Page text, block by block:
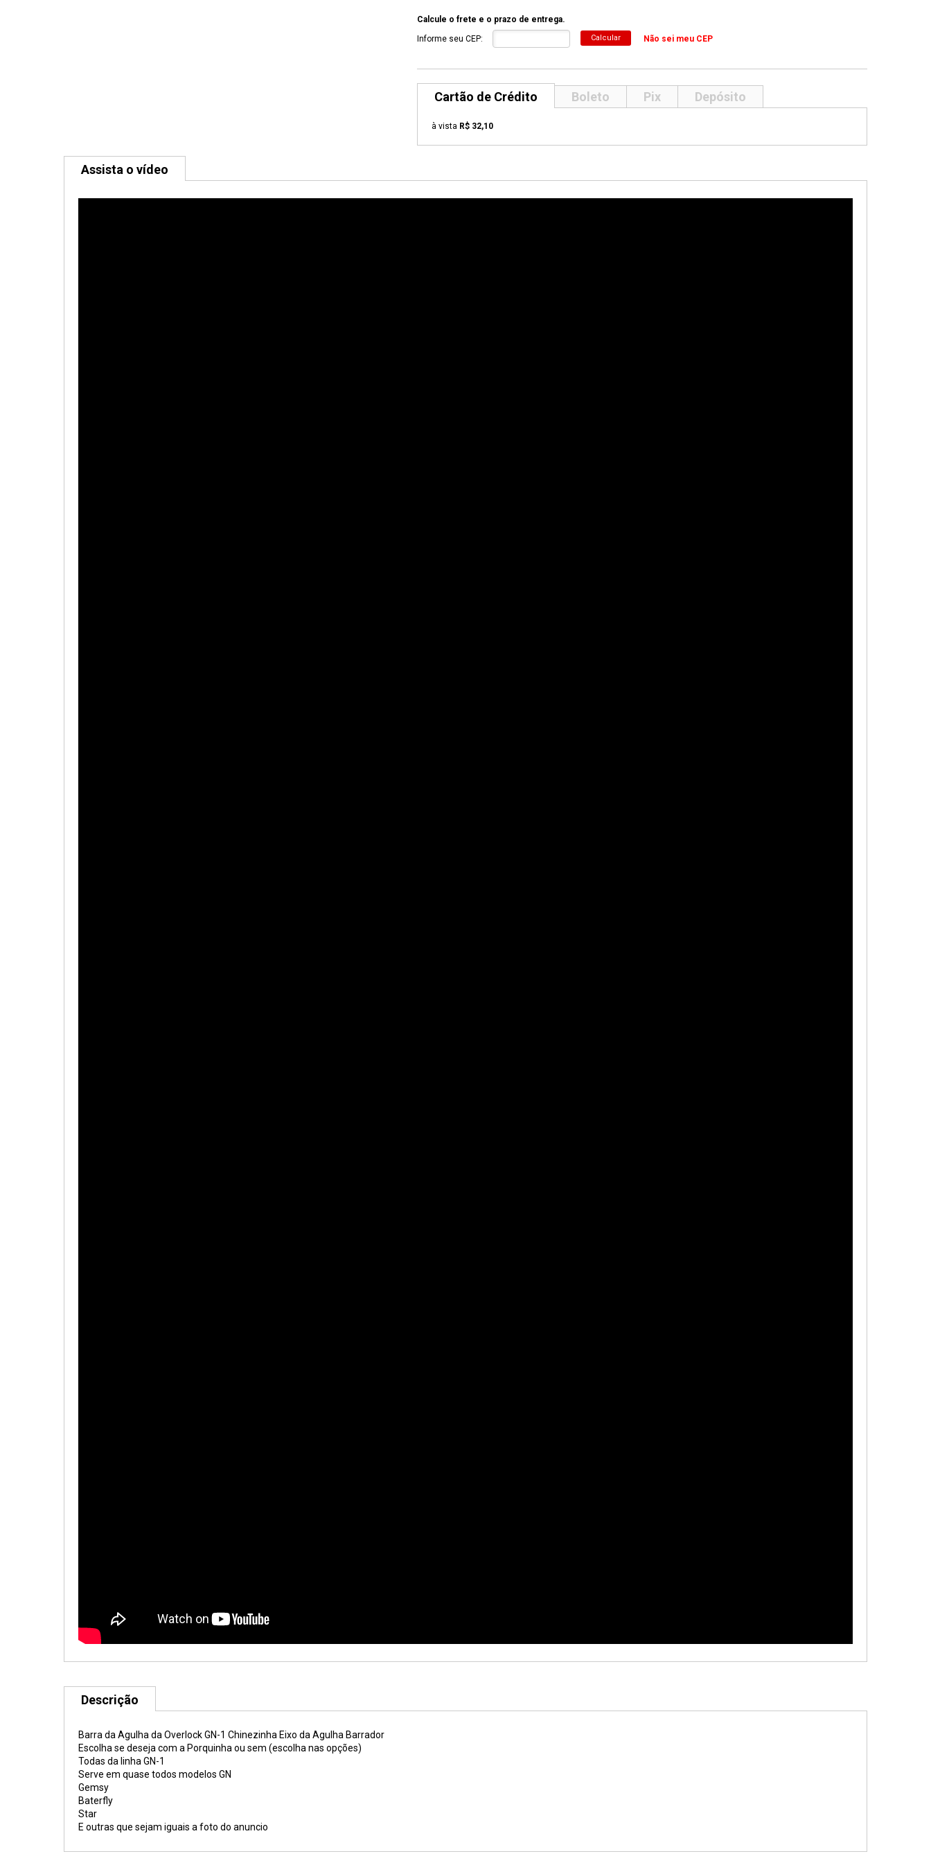
Calcule o frete e o prazo de entrega.
Informe seu CEP:
Calcular Não sei meu CEP
Cartão de Crédito Boleto Pix Depósito
à vista R$ 32,10
Assista o vídeo
Descrição
Barra da Agulha da Overlock GN-1 Chinezinha Eixo da Agulha Barrador
Escolha se deseja com a Porquinha ou sem (escolha nas opções)
Todas da linha GN-1
Serve em quase todos modelos GN
Gemsy
Baterfly
Star
E outras que sejam iguais a foto do anuncio